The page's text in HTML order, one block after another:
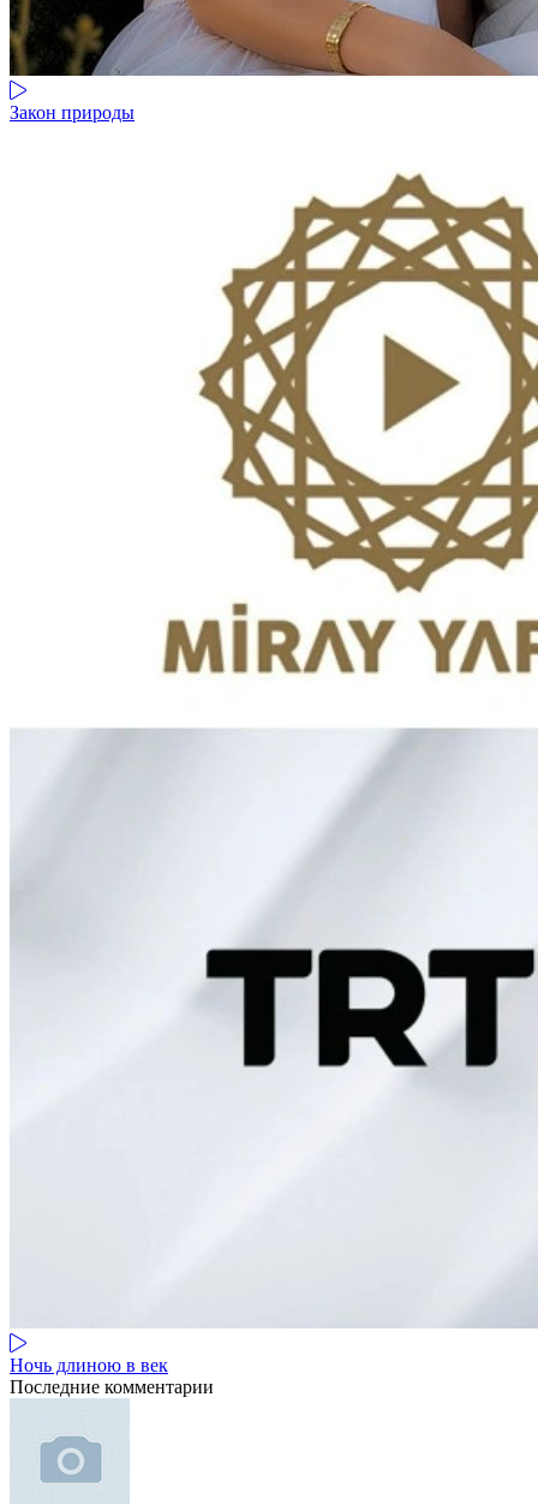
Закон природы
Ночь длиною в век
Последние комментарии